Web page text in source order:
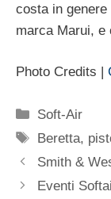
costa in
marca Marui,
Photo Credits |
Categorie
Soft-Air
Tag
Beretta,
Smith &
Eventi